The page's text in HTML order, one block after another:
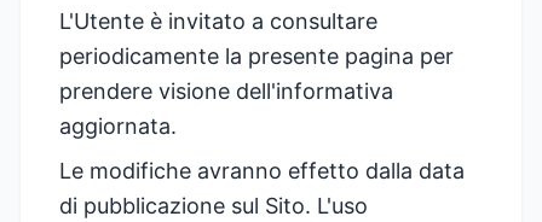
L'Utente è invitato a consultare
periodicamente la presente pagina per
prendere visione dell'informativa
aggiornata.
Le modifiche avranno effetto dalla data
di pubblicazione sul Sito. L'uso